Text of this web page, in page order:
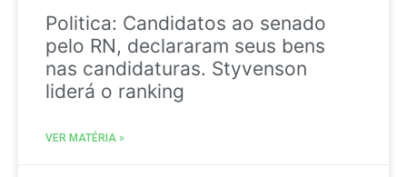
Politica: Candidatos ao senado
pelo RN, declararam seus bens
nas candidaturas. Styvenson
liderá o ranking
VER MATÉRIA »